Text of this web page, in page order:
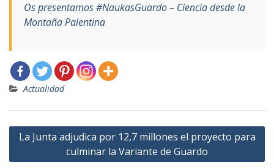
Os presentamos #NaukasGuardo – Ciencia desde la
Montaña Palentina
Actualidad
Navegación
La Junta adjudica por 12,7 millones el proyecto para
culminar la Variante de Guardo